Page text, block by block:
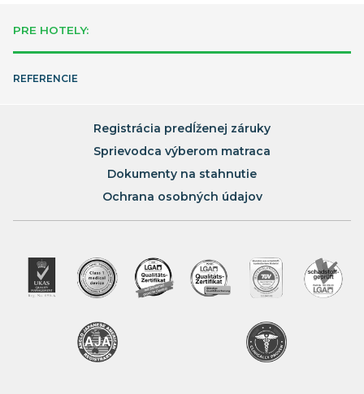
PRE HOTELY:
REFERENCIE
Registrácia predĺženej záruky
Sprievodca výberom matraca
Dokumenty na stahnutie
Ochrana osobných údajov